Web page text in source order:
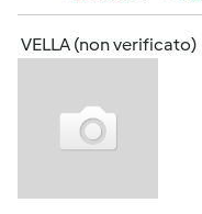
VELLA (non verificato)